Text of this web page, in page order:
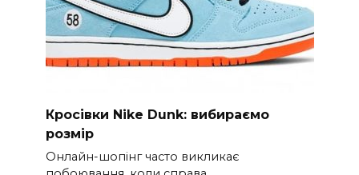
Кросівки Nike Dunk: вибираємо
розмір
Онлайн-шопінг часто викликає